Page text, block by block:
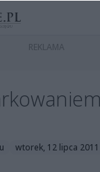
wtorek, 12 lipca